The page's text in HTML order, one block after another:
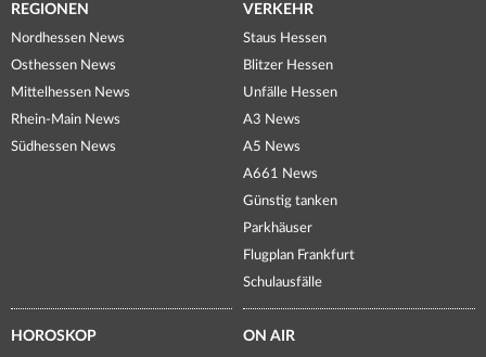
REGIONEN
Nordhessen News
Osthessen News
Mittelhessen News
Rhein-Main News
Südhessen News
VERKEHR
Staus Hessen
Blitzer Hessen
Unfälle Hessen
A3 News
A5 News
A661 News
Günstig tanken
Parkhäuser
Flugplan Frankfurt
Schulausfälle
HOROSKOP ON AIR